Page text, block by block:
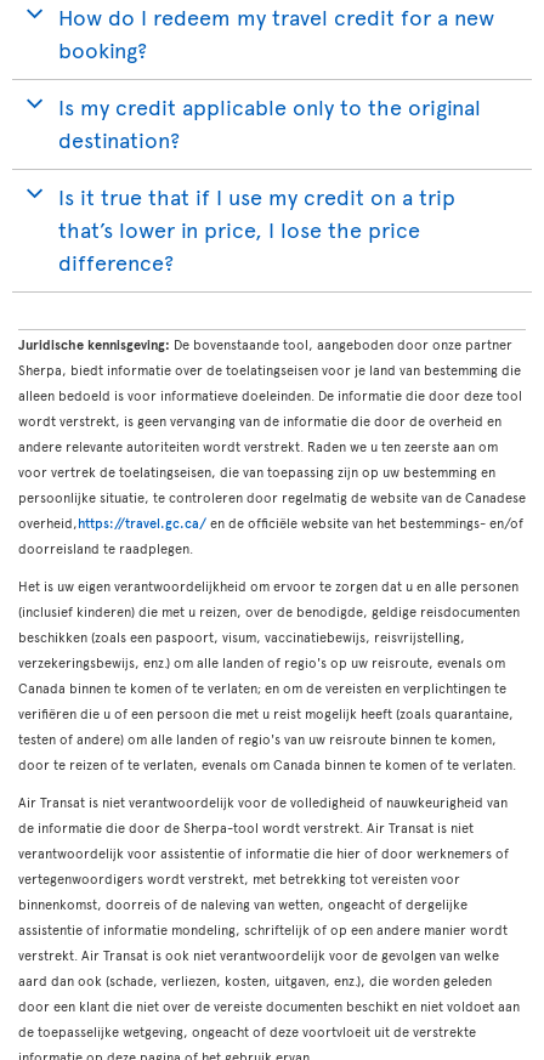
How do I redeem my travel credit for a new
booking?
Is my credit applicable only to the original
destination?
Is it true that if I use my credit on a trip
that’s lower in price, I lose the price
difference?
Juridische kennisgeving: De bovenstaande tool, aangeboden door onze partner
Sherpa, biedt informatie over de toelatingseisen voor je land van bestemming die
alleen bedoeld is voor informatieve doeleinden. De informatie die door deze tool
wordt verstrekt, is geen vervanging van de informatie die door de overheid en
andere relevante autoriteiten wordt verstrekt. Raden we u ten zeerste aan om
voor vertrek de toelatingseisen, die van toepassing zijn op uw bestemming en
persoonlijke situatie, te controleren door regelmatig de website van de Canadese
overheid,https://travel.gc.ca/ en de officiële website van het bestemmings- en/of
doorreisland te raadplegen.
Het is uw eigen verantwoordelijkheid om ervoor te zorgen dat u en alle personen
(inclusief kinderen) die met u reizen, over de benodigde, geldige reisdocumenten
beschikken (zoals een paspoort, visum, vaccinatiebewijs, reisvrijstelling,
verzekeringsbewijs, enz.) om alle landen of regio's op uw reisroute, evenals om
Canada binnen te komen of te verlaten; en om de vereisten en verplichtingen te
verifiëren die u of een persoon die met u reist mogelijk heeft (zoals quarantaine,
testen of andere) om alle landen of regio's van uw reisroute binnen te komen,
door te reizen of te verlaten, evenals om Canada binnen te komen of te verlaten.
Air Transat is niet verantwoordelijk voor de volledigheid of nauwkeurigheid van
de informatie die door de Sherpa-tool wordt verstrekt. Air Transat is niet
verantwoordelijk voor assistentie of informatie die hier of door werknemers of
vertegenwoordigers wordt verstrekt, met betrekking tot vereisten voor
binnenkomst, doorreis of de naleving van wetten, ongeacht of dergelijke
assistentie of informatie mondeling, schriftelijk of op een andere manier wordt
verstrekt. Air Transat is ook niet verantwoordelijk voor de gevolgen van welke
aard dan ook (schade, verliezen, kosten, uitgaven, enz.), die worden geleden
door een klant die niet over de vereiste documenten beschikt en niet voldoet aan
de toepasselijke wetgeving, ongeacht of deze voortvloeit uit de verstrekte